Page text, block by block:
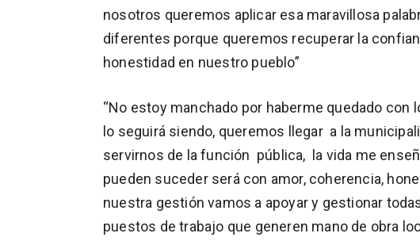
nosotros queremos aplicar esa maravillosa
diferentes porque queremos recuperar la
honestidad en nuestro pueblo”
“No estoy manchado por haberme quedado
lo seguirá siendo, queremos llegar a la
servirnos de la función pública, la vida me
pueden suceder será con amor, coherencia,
nuestra gestión vamos a apoyar y gestionar
puestos de trabajo que generen mano de obra